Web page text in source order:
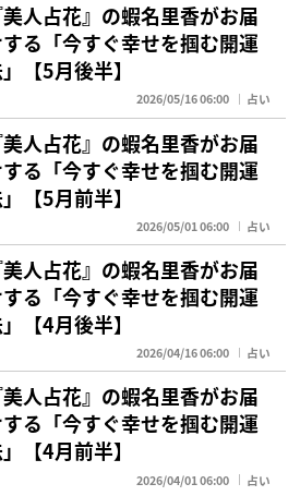
美人占花』の蝦名里香がお届
る「今すぐ幸せを掴む開運
【5月後半】
2026/05/16 06:00 占い
美人占花』の蝦名里香がお届
る「今すぐ幸せを掴む開運
【5月前半】
2026/05/01 06:00 占い
美人占花』の蝦名里香がお届
る「今すぐ幸せを掴む開運
【4月後半】
2026/04/16 06:00 占い
美人占花』の蝦名里香がお届
る「今すぐ幸せを掴む開運
【4月前半】
2026/04/01 06:00 占い